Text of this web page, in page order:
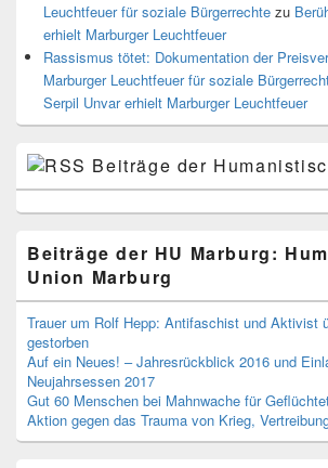
Leuchtfeuer für soziale Bürgerrechte zu
erhielt Marburger Leuchtfeuer
Rassismus tötet: Dokumentation der
Marburger Leuchtfeuer für soziale
Serpil Unvar erhielt Marburger Leuchtfeuer
Beiträge der
Beiträge der HU Marburg:
Union Marburg
Trauer um Rolf Hepp: Antifaschist und Aktivist
gestorben
Auf ein Neues! – Jahresrückblick 2016 und
Neujahrsessen 2017
Gut 60 Menschen bei Mahnwache für
Aktion gegen das Trauma von Krieg,